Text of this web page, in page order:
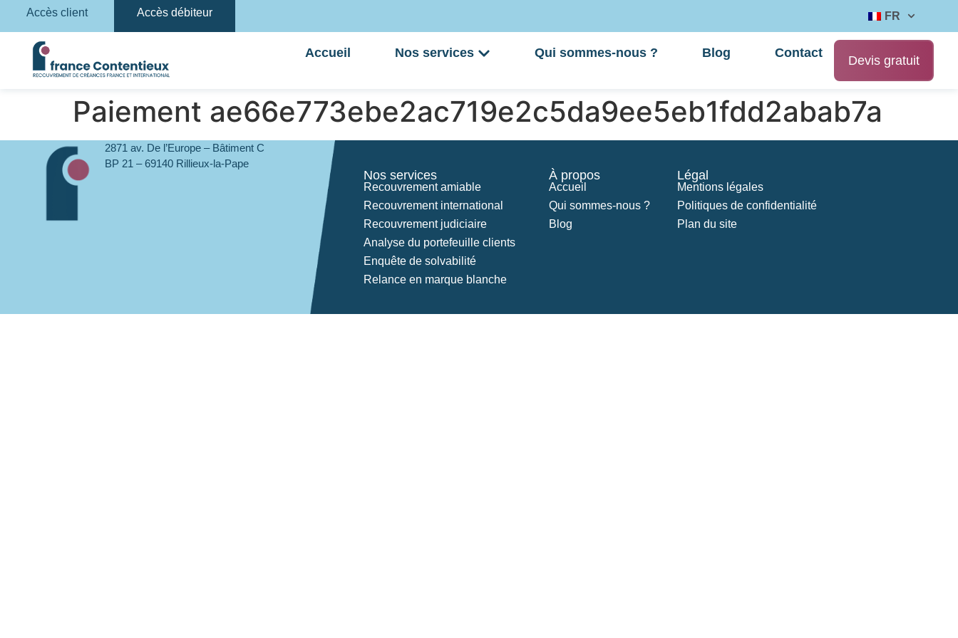
Accès client Accès débiteur FR
Accueil Nos services Qui sommes-nous ? Blog Contact
Devis gratuit
Paiement ae66e773ebe2ac719e2c5da9ee5eb1fdd2abab7a
2871 av. De l’Europe – Bâtiment C
BP 21 – 69140 Rillieux-la-Pape
Nos services
Recouvrement amiable
Recouvrement international
Recouvrement judiciaire
Analyse du portefeuille clients
Enquête de solvabilité
Relance en marque blanche
À propos
Accueil
Qui sommes-nous ?
Blog
Légal
Mentions légales
Politiques de confidentialité
Plan du site